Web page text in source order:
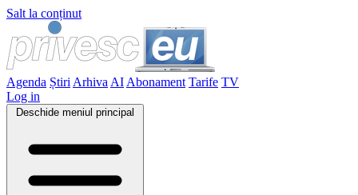
Salt la conținut
Agenda Știri Arhiva AI Abonament Tarife TV
Log in
Deschide meniul principal